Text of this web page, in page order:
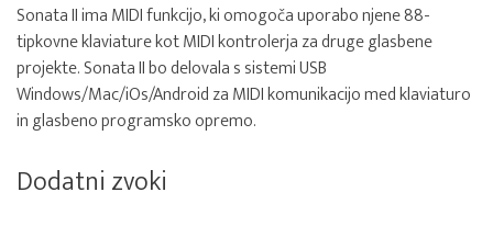
Sonata II ima MIDI funkcijo, ki omogoča uporabo njene 88-
tipkovne klaviature kot MIDI kontrolerja za druge glasbene
projekte. Sonata II bo delovala s sistemi USB
Windows/Mac/iOs/Android za MIDI komunikacijo med klaviaturo
in glasbeno programsko opremo.
Dodatni zvoki